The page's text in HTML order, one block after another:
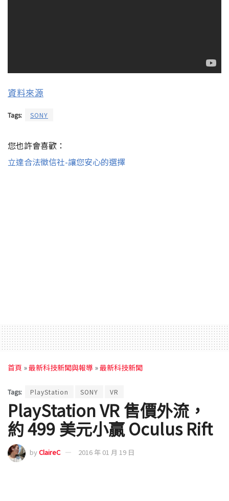
資料來源
Tags: SONY
您也許會喜歡：
立達合法徵信社-讓您安心的選擇
首頁 »最新科技新聞與報導 »最新科技新聞
Tags: PlayStation SONY VR
PlayStation VR 售價外流，
約 499 美元小贏 Oculus Rift
byClaireC 2016 年 01 月 19 日